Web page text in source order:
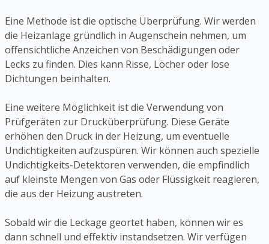
Eine Methode ist die optische Überprüfung. Wir werden
die Heizanlage gründlich in Augenschein nehmen, um
offensichtliche Anzeichen von Beschädigungen oder
Lecks zu finden. Dies kann Risse, Löcher oder lose
Dichtungen beinhalten.
Eine weitere Möglichkeit ist die Verwendung von
Prüfgeräten zur Drucküberprüfung. Diese Geräte
erhöhen den Druck in der Heizung, um eventuelle
Undichtigkeiten aufzuspüren. Wir können auch spezielle
Undichtigkeits-Detektoren verwenden, die empfindlich
auf kleinste Mengen von Gas oder Flüssigkeit reagieren,
die aus der Heizung austreten.
Sobald wir die Leckage geortet haben, können wir es
dann schnell und effektiv instandsetzen. Wir verfügen